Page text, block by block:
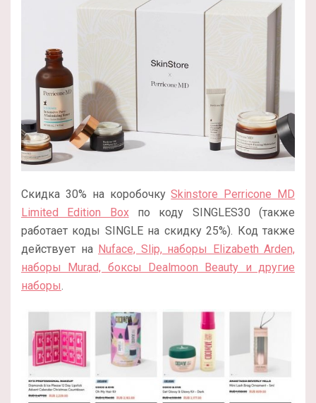
Скидка 30% на коробочкуSkinstore Perricone MD
Limited Edition Boxпо коду SINGLES30 (также
работает коды SINGLE на скидку 25%). Код также
действует на Nuface, Slip, наборы Elizabeth Arden,
наборы Murad, боксы Dealmoon Beauty и другие
наборы.